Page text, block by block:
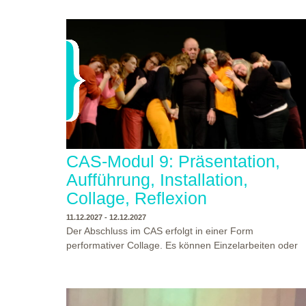
Günther Wüsten, Psychologischer Psychotherapeut,
Theatermensch, klinischer Hypnotherapeut Mitglied der
CAS-Modul 9: Präsentation,
Aufführung, Installation,
Collage, Reflexion
11.12.2027 - 12.12.2027
Der Abschluss im CAS erfolgt in einer Form
performativer Collage. Es können Einzelarbeiten oder
Ergebnisse Prozesse und Formate aus dem